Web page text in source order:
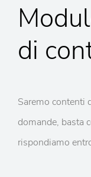
di
Saremo contenti
domande, basta
rispondiamo